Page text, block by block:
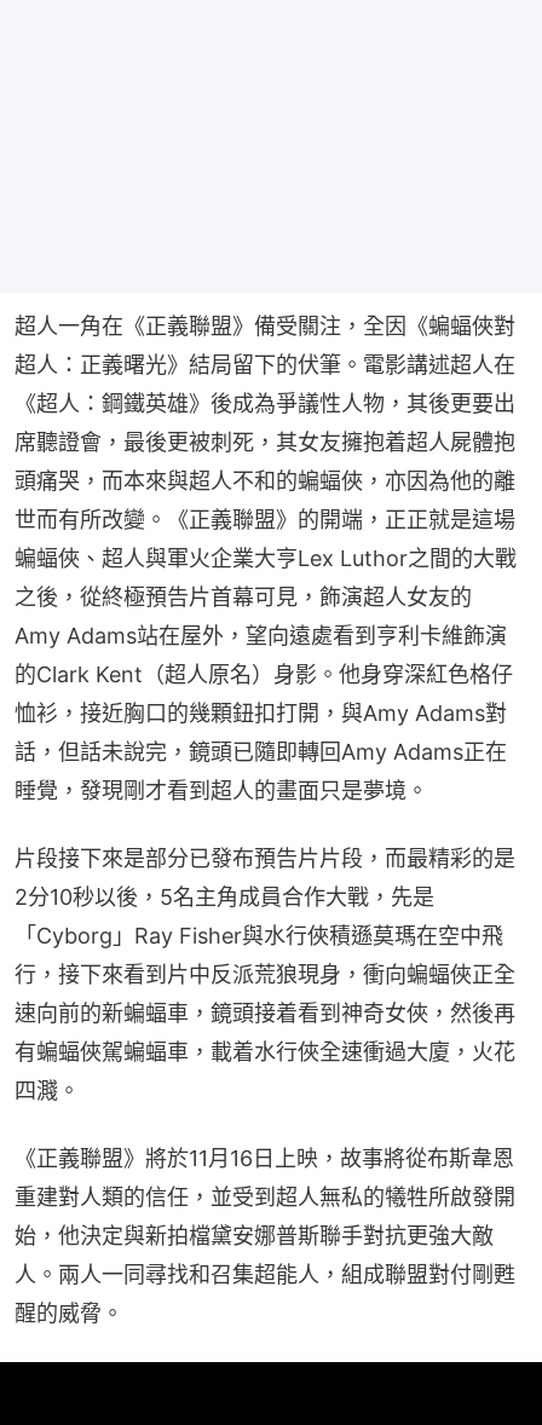
超人一角在《正義聯盟》備受關注，全因《蝙蝠俠對
超人：正義曙光》結局留下的伏筆。電影講述超人在
《超人：鋼鐵英雄》後成為爭議性人物，其後更要出
席聽證會，最後更被刺死，其女友擁抱着超人屍體抱
頭痛哭，而本來與超人不和的蝙蝠俠，亦因為他的離
世而有所改變。《正義聯盟》的開端，正正就是這場
蝙蝠俠、超人與軍火企業大亨Lex Luthor之間的大戰
之後，從終極預告片首幕可見，飾演超人女友的
Amy Adams站在屋外，望向遠處看到亨利卡維飾演
的Clark Kent（超人原名）身影。他身穿深紅色格仔
恤衫，接近胸口的幾顆鈕扣打開，與Amy Adams對
話，但話未說完，鏡頭已隨即轉回Amy Adams正在
睡覺，發現剛才看到超人的畫面只是夢境。
片段接下來是部分已發布預告片片段，而最精彩的是
2分10秒以後，5名主角成員合作大戰，先是
「Cyborg」Ray Fisher與水行俠積遜莫瑪在空中飛
行，接下來看到片中反派荒狼現身，衝向蝙蝠俠正全
速向前的新蝙蝠車，鏡頭接着看到神奇女俠，然後再
有蝙蝠俠駕蝙蝠車，載着水行俠全速衝過大廈，火花
四濺。
《正義聯盟》將於11月16日上映，故事將從布斯韋恩
重建對人類的信任，並受到超人無私的犧牲所啟發開
始，他決定與新拍檔黛安娜普斯聯手對抗更強大敵
人。兩人一同尋找和召集超能人，組成聯盟對付剛甦
醒的威脅。